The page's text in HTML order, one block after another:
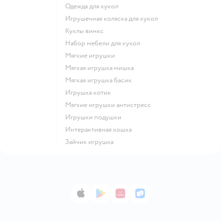
Одежда для кукол
Игрушечная коляска для кукол
Куклы винкс
Набор мебели для кукол
Мягкие игрушки
Мягкая игрушка мишка
Мягкая игрушка басик
Игрушка котик
Мягкие игрушки антистресс
Игрушки подушки
Интерактивная кошка
Зайчик игрушка
App StoreGoogle Play
AppGallery
RuStore